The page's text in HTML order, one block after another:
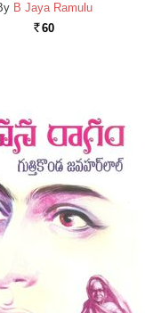
B Jaya Ramulu
Rs. 60